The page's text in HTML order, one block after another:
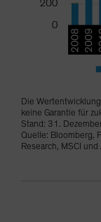
Die
keine Garantie für
Stand: 31.
Quelle: Bloomberg,
Research, MSCI